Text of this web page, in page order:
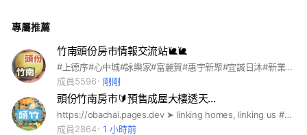
頭份租屋#竹南租屋#美居#寶佳#上德#富廣#源富#大埔#竹南工
竹南運動公園#高鐵#君毅高中#竹南高中#照南國中#竹南國小#
照南國小#六合國小#後龍高鐵#苗栗高鐵#銅鑼科學園區#台積電
#聯發科#小蝸fun屋#小蝸本群獨立運作請各位留言
專屬推薦
竹南頭份房市情報交流站🐌🐌
#上德序#心中城#詠樂家#富麗賀#惠宇新聚#宜誠日沐#新業恆ㄧ#居品hoya#上立亮晶晶#宏傳蒔上#雋漾地中海#東淯shine#雙學苑#惠宇新向#昕原澍#上德立#心中城#築上惠友#惠宇新境#築南大苑#上賀#中央世紀#上德漾#亮漾地中海#頭份#房市#苗栗#後龍#銅鑼#二手屋#房地產#預售屋#新成屋#中古屋#房仲#潛銷#預推案#北苗#租屋#苗栗租屋#頭份租屋#竹南租屋#苗栗建案#竹南建案#頭份建案#公館建案#後龍建案#苗栗建案#驗屋#竹南驗屋#苗栗驗屋#頭份驗屋#美居#居品#寶佳#上德#富廣#源富#大埔#竹南工業區#頭份工業區#廣源#居品#惠宇#昌隆廣場#尚順育樂中心#竹南運動公園#高鐵#上德匯#上禾旺#藝文公園#亞昕#昕見築#日比谷#美居建設#E家親#承天2#美居謙里#捷笙art+#居品twinpark#上磊#上慶#上好#好旺#宜誠日好#相同時#創期蒔築#協奏曲#e家親#吾居吾墅#單寧紅#兆德旭日#竹南頭份大小事#苗栗大小事#我是苗栗人#我是竹南人#我是頭份人#昌隆廣場#尚順#昌隆#尚順娛樂世界##君毅高中#照南國中#竹南國中#君毅國中#君毅高中#中興商工#竹南高中#群聯#群聯電子#聯發科#tsmc#台積電#ap6#小蝸fun屋#小蝸#力積電#超豐電子#超豐#京元電子本群#竹南#春大地
成員5596
剛剛
頭份竹南房市🔰預售成屋大樓透天…
https://obachai.pages.dev ➤ linking homes, linking us #歐巴柴 #新青安貸款 #央行限貸令 #限貸令 #信用管制 #虛坪改革 #實坪制 #台積宅 #都更 #實價登錄 #房地合一稅 #囤房稅 #頭份預售屋 #頭份新成屋 #頭份中古屋 #頭份二手屋 #竹南預售屋 #竹南新成屋 #竹南中古屋 #竹南二手屋 #頭份購屋 #竹南購屋 #頭份買房 #竹南買房 #頭份租房 #竹南租房 #頭份首購 #竹南首購 #頭份換屋 #竹南換屋 #頭份大樓 #竹南大樓 #頭份透天 #竹南透天 #頭份重劃區 #竹南重劃區 #竹南科學園區 #頭份生活圈 #竹南商圈 #尚順商圈 #新竹科學園區 #大矽谷計劃 #新業 #東淯 #寶佳 #尚順 #宏璟 #茂德 #國泰 #潤泰 #華固 #兆德 #美居 #上德 #久泰 #宏群 #築禾 #海悅 #新聯陽 #甲山林 #創意家 #新理想
成員2864
1 小時前